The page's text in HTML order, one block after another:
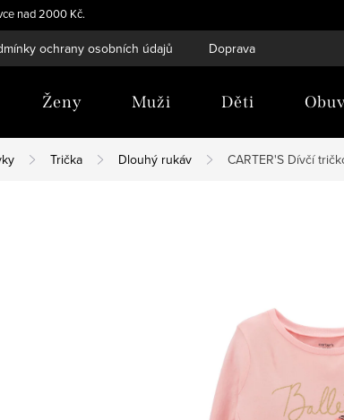
nad 2000 Kč.
ochrany osobních údajů Doprava Tabulka
Ženy Muži Děti
Trička Dlouhý rukáv CARTER'S Dívčí